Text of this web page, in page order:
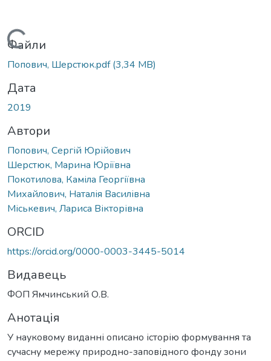
Вантажиться...
Файли
Попович, Шерстюк.pdf(3,34 MB)
Дата
2019
Автори
Попович, Сергій Юрійович
Шерстюк, Марина Юріївна
Покотилова, Каміла Георгіївна
Михайлович, Наталія Василівна
Міськевич, Лариса Вікторівна
ORCID
https://orcid.org/0000-0003-3445-5014
Видавець
ФОП Ямчинський О.В.
Анотація
У науковому виданні описано історію формування та
сучасну мережу природно-заповідного фонду зони